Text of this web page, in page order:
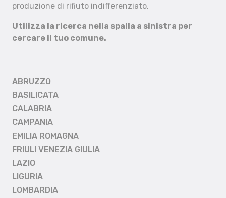
produzione di rifiuto indifferenziato.
Utilizza la ricerca nella spalla a sinistra per
cercare il tuo comune.
ABRUZZO
BASILICATA
CALABRIA
CAMPANIA
EMILIA ROMAGNA
FRIULI VENEZIA GIULIA
LAZIO
LIGURIA
LOMBARDIA